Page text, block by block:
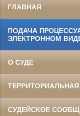
ГЛАВНАЯ
ПОДАЧА
ЭЛЕКТРОННОМ
О СУДЕ
СУДЕЙСКОЕ